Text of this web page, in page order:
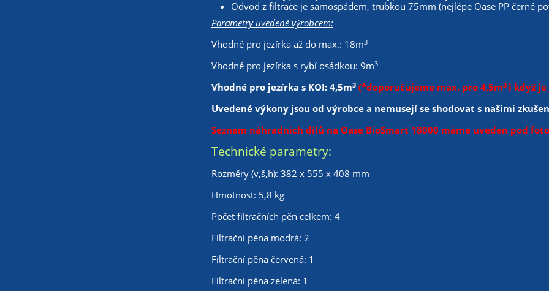
Odvod z filtrace je samospádem, trubkou 75mm (nejlépe Oase PP černé
Parametry uvedené výrobcem:
Vhodné pro jezírka až do max.: 18m3
Vhodné pro jezírka s rybí osádkou: 9m3
Vhodné pro jezírka s KOI: 4,5m3 (*doporučujeme max. pro 4,5m3 i když
Uvedené výkony jsou od výrobce a nemusejí se shodovat s našimi
Seznam náhradních dílů na Oase BioSmart 18000 máme uveden pod
Technické parametry:
Rozměry (v,š,h): 382 x 555 x 408 mm
Hmotnost: 5,8 kg
Počet filtračních pěn celkem: 4
Filtrační pěna modrá: 2
Filtrační pěna červená: 1
Filtrační pěna zelená: 1